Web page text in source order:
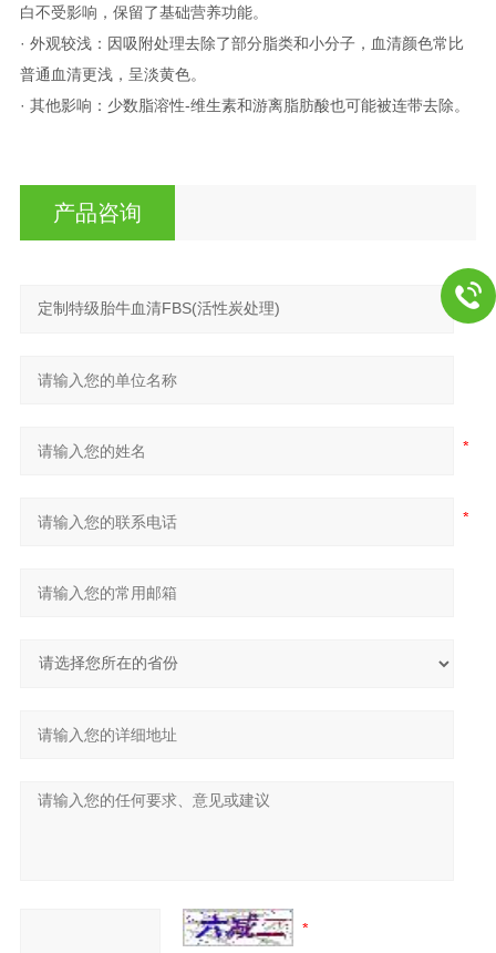
白不受影响，保留了基础营养功能。
· 外观较浅：因吸附处理去除了部分脂类和小分子，血清颜色常比
普通血清更浅，呈淡黄色。
· 其他影响：少数脂溶性-维生素和游离脂肪酸也可能被连带去除。
产品咨询